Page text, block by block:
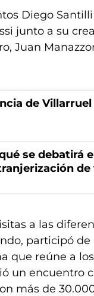
Diego
junto a su
Juan
de Villarruel
se debatirá
de
a las
participó de
que reúne a
un encuentro
más de